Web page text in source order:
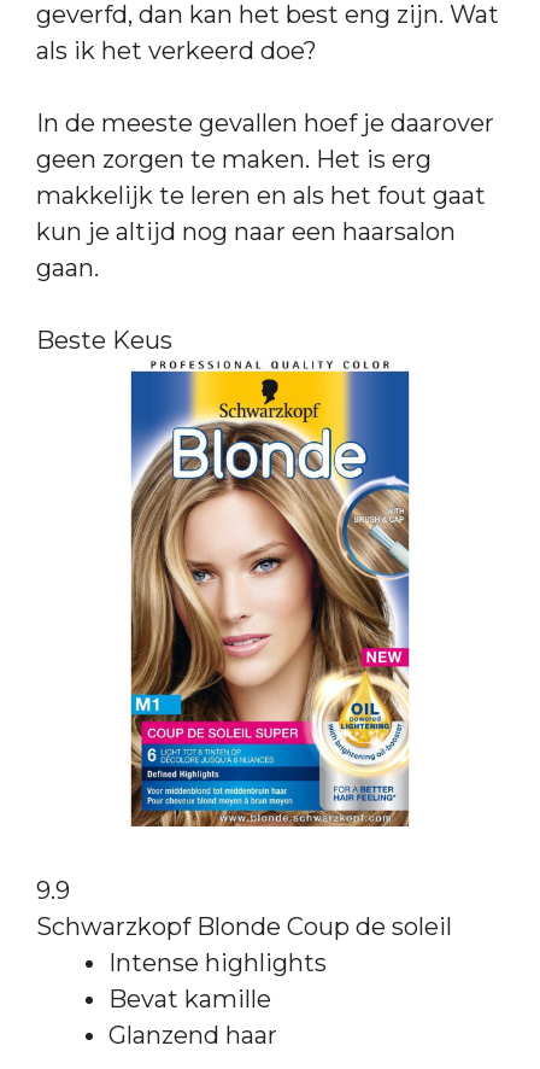
geverfd, dan kan het best eng zijn. Wat
als ik het verkeerd doe?
In de meeste gevallen hoef je daarover
geen zorgen te maken. Het is erg
makkelijk te leren en als het fout gaat
kun je altijd nog naar een haarsalon
gaan.
Beste Keus
9.9
Schwarzkopf Blonde Coup de soleil
Intense highlights
Bevat kamille
Glanzend haar